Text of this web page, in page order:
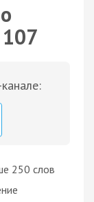
250 слов